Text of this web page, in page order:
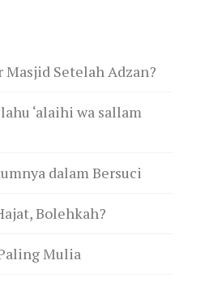
Setelah Adzan?
‘alaihi wa sallam
dalam Bersuci
Bolehkah?
Mulia